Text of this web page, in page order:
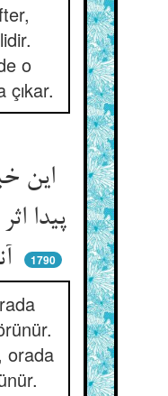
o
این
پیدا
1790
orada